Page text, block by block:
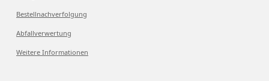
Bestellnachverfolgung
Abfallverwertung
Weitere Informationen